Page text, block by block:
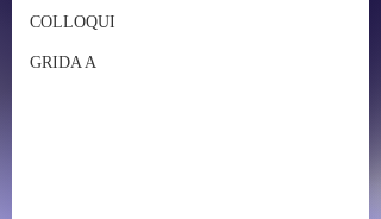
COLLOQUI
GRIDA A